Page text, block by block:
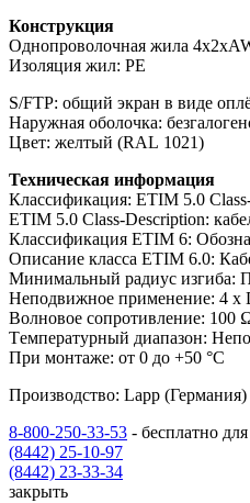
Конструкция
Однопроволочная жила
Изоляция жил: PE
S/FTP: общий экран в виде
Наружная оболочка:
Цвет: желтый (RAL 1021)
Техническая информация
Классификация: ETIM 5.0
ETIM 5.0 Class-Description:
Классификация ETIM 6:
Описание класса ETIM 6.0:
Минимальный радиус изгиба:
Неподвижное применение: 4 x
Волновое сопротивление: 100
Tемпературный диапазон:
При монтаже: от 0 до +50 °C
Производство: Lapp (Германия)
8-800-250-33-53 - бесплатно
(8442) 25-10-97
(8442) 23-33-34
закрыть